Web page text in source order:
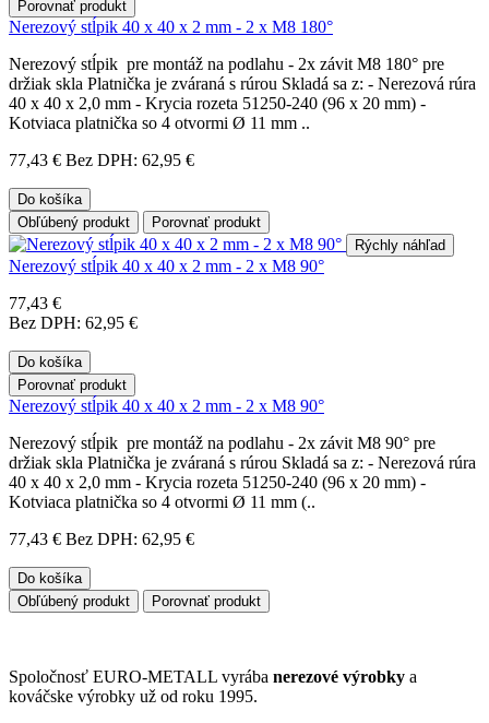
Porovnať produkt
Nerezový stĺpik 40 x 40 x 2 mm - 2 x M8 180°
Nerezový stĺpik pre montáž na podlahu - 2x závit M8 180° pre
držiak skla Platnička je zváraná s rúrou Skladá sa z: - Nerezová rúra
40 x 40 x 2,0 mm - Krycia rozeta 51250-240 (96 x 20 mm) -
Kotviaca platnička so 4 otvormi Ø 11 mm ..
77,43 € Bez DPH: 62,95 €
Do košíka
Obľúbený produkt
Porovnať produkt
Rýchly náhľad
Nerezový stĺpik 40 x 40 x 2 mm - 2 x M8 90°
77,43 €
Bez DPH: 62,95 €
Do košíka
Porovnať produkt
Nerezový stĺpik 40 x 40 x 2 mm - 2 x M8 90°
Nerezový stĺpik pre montáž na podlahu - 2x závit M8 90° pre
držiak skla Platnička je zváraná s rúrou Skladá sa z: - Nerezová rúra
40 x 40 x 2,0 mm - Krycia rozeta 51250-240 (96 x 20 mm) -
Kotviaca platnička so 4 otvormi Ø 11 mm (..
77,43 € Bez DPH: 62,95 €
Do košíka
Obľúbený produkt
Porovnať produkt
Spoločnosť EURO-METALL vyrába nerezové výrobky a
kováčske výrobky už od roku 1995.